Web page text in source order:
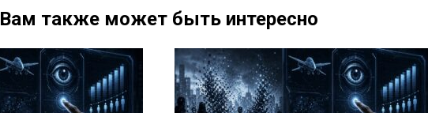
Вам также может быть интересно